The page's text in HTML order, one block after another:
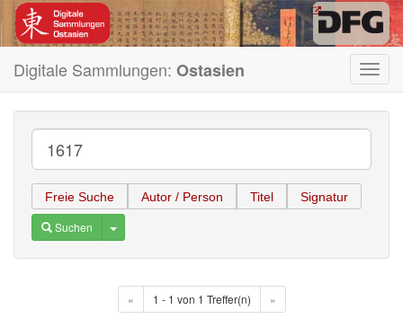
Digitale Sammlungen: Ostasien
Freie Suche Autor / Person Titel Signatur
Suchen Toggle Dropdown
« 1 - 1 von 1 Treffer(n) »